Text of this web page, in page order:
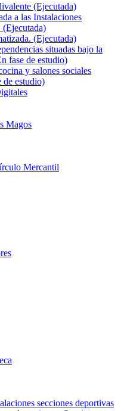
(Ejecutada)
a las Instalaciones
(Ejecutada)
situadas bajo la
fase de estudio)
y salones sociales
de estudio)
Magos
Mercantil
secciones deportivas